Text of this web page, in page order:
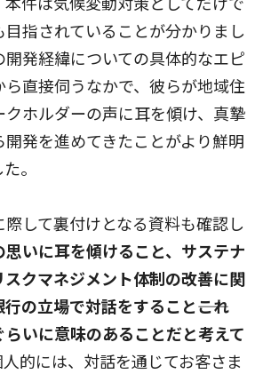
指されていることが分かりまし
発経緯についての具体的なエピ
ら直接伺うなかで、彼らが地域住
ホルダーの声に耳を傾け、真摯
発を進めてきたことがより鮮明
。
して裏付けとなる資料も確認し
思いに耳を傾けること、サステナ
スクマネジメント体制の改善に関
の立場で対話をすること――これ
いに意味のあることだと考えて
的には、対話を通じてお客さま